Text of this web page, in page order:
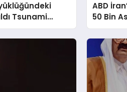
Tsunami
ABD
50 Bin